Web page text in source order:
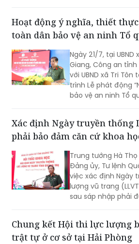
nâng đường để duy
người dân vẫn
nước lớn.
Hoạt động ý nghĩa, thiết
toàn dân bảo vệ an ninh Tổ
Ngày 21/7, tại UBND
Giang, Công an
với UBND xã Tri
trình Lễ phát động
bảo vệ an ninh Tổ
Xác định Ngày truyền thống
phải bảo đảm căn cứ khoa
Trung tướng Hà
Đảng ủy, Tư lệnh
việc xác định Ngày
lượng vũ trang
sau sáp nhập phải
Chung kết Hội thi lực lượng
trật tự ở cơ sở tại Hải Phòng